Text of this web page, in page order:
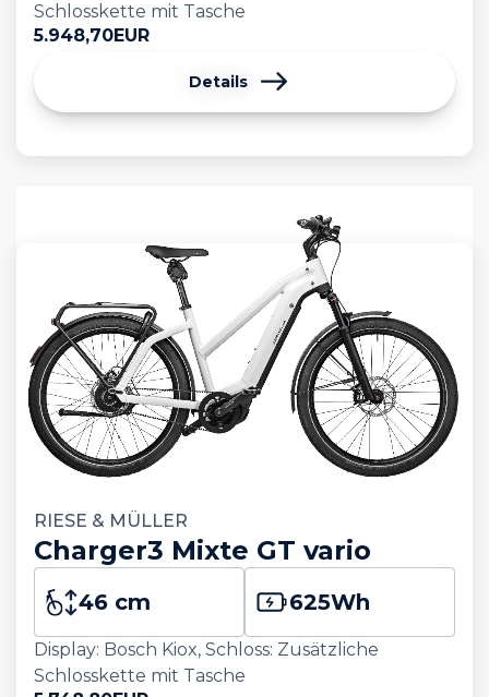
Schlosskette mit Tasche
5.948,70EUR
Details
RIESE & MÜLLER
Charger3 Mixte GT vario
46 cm 625Wh
Display: Bosch Kiox, Schloss: Zusätzliche
Schlosskette mit Tasche